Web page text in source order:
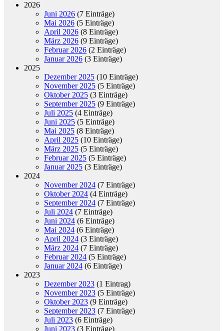
2026
Juni 2026 (7 Einträge)
Mai 2026 (5 Einträge)
April 2026 (8 Einträge)
März 2026 (9 Einträge)
Februar 2026 (2 Einträge)
Januar 2026 (3 Einträge)
2025
Dezember 2025 (10 Einträge)
November 2025 (5 Einträge)
Oktober 2025 (3 Einträge)
September 2025 (9 Einträge)
Juli 2025 (4 Einträge)
Juni 2025 (5 Einträge)
Mai 2025 (8 Einträge)
April 2025 (10 Einträge)
März 2025 (5 Einträge)
Februar 2025 (5 Einträge)
Januar 2025 (3 Einträge)
2024
November 2024 (7 Einträge)
Oktober 2024 (4 Einträge)
September 2024 (7 Einträge)
Juli 2024 (7 Einträge)
Juni 2024 (6 Einträge)
Mai 2024 (6 Einträge)
April 2024 (3 Einträge)
März 2024 (7 Einträge)
Februar 2024 (5 Einträge)
Januar 2024 (6 Einträge)
2023
Dezember 2023 (1 Eintrag)
November 2023 (5 Einträge)
Oktober 2023 (9 Einträge)
September 2023 (7 Einträge)
Juli 2023 (6 Einträge)
Juni 2023 (3 Einträge)